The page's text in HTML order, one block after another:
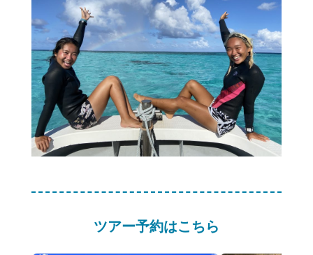
ツアー予約はこちら